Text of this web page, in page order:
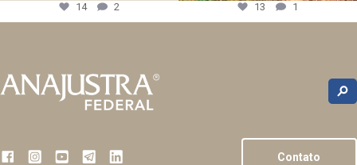
14 2 13 1
Contato